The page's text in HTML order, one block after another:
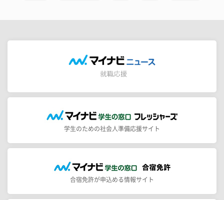
学生のための社会人準備応援サイト
合宿免許が申込める情報サイト